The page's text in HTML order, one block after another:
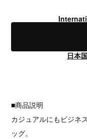
日本
■商品説明
カジュアルにもビジネ
ッグ。